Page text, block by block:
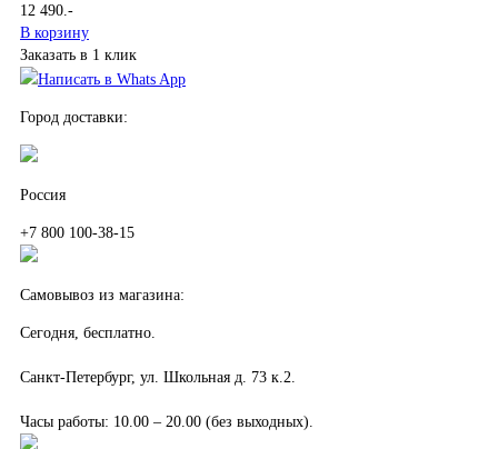
12 490 .-
В корзину
Заказать в 1 клик
Написать в Whats App
Город доставки:
Россия
+7 800 100-38-15
Самовывоз из магазина:
Сегодня, бесплатно.
Санкт-Петербург, ул. Школьная д. 73 к.2.
Часы работы: 10.00 – 20.00 (без выходных).